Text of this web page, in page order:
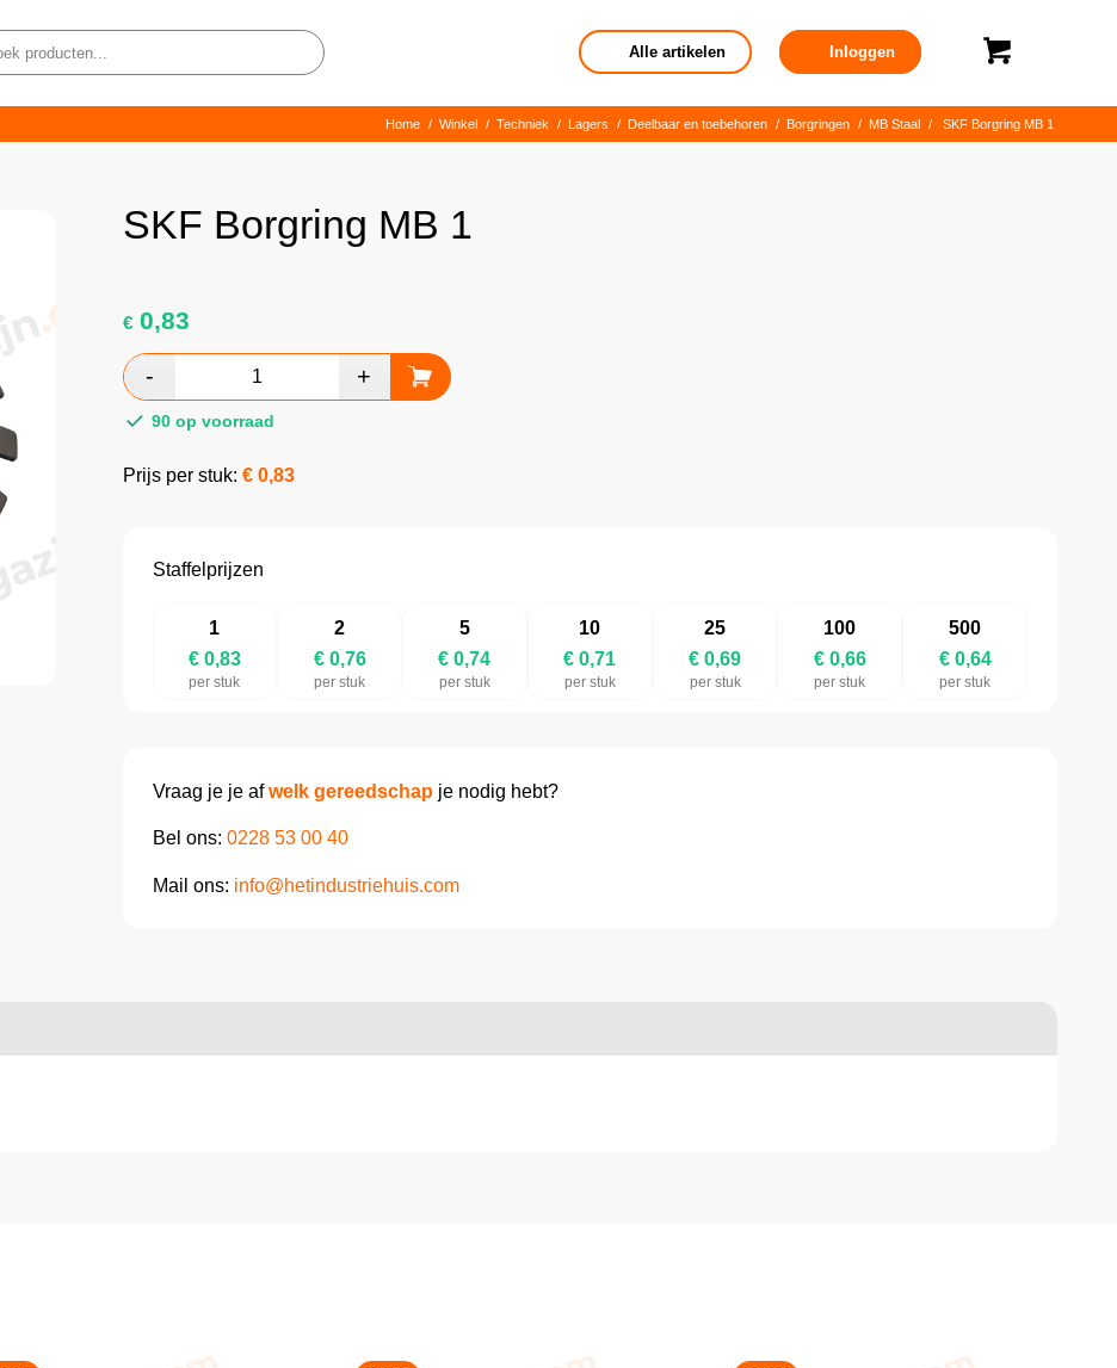
Alle artikelen Inloggen
Home / Winkel / Techniek / Lagers / Deelbaar en toebehoren / Borgringen / MB Staal / SKF Borgring MB 1
SKF Borgring MB 1
€0,83
90 op voorraad
Prijs per stuk: € 0,83
Staffelprijzen
1
€ 0,83
per stuk
2
€ 0,76
per stuk
5
€ 0,74
per stuk
10
€ 0,71
per stuk
25
€ 0,69
per stuk
100
€ 0,66
per stuk
500
€ 0,64
per stuk
Vraag je je afwelk gereedschapje nodig hebt?
Bel ons: 0228 53 00 40
Mail ons: info@hetindustriehuis.com